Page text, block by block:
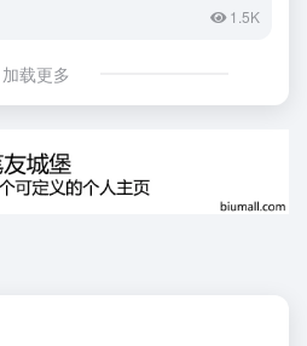
1.5K
加载更多